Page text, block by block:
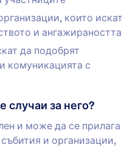
които искат
и ангажираността
да подобрят
комуникацията с
случаи за него?
и може да се прилага
и организации,